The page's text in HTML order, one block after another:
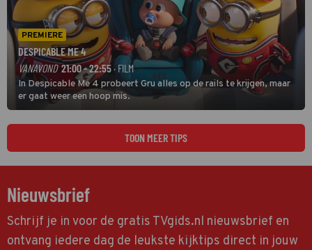
PREMIERE
DESPICABLE ME 4
VANAVOND 21:00 - 22:55 · FILM
In Despicable Me 4 probeert Gru alles op de rails te krijgen, maar
er gaat weer een hoop mis.
TOON MEER TIPS
Nieuwsbrief
Schrijf je in voor de gratis TVgids.nl nieuwsbrief en
ontvang iedere dag de leukste kijktips direct in jouw